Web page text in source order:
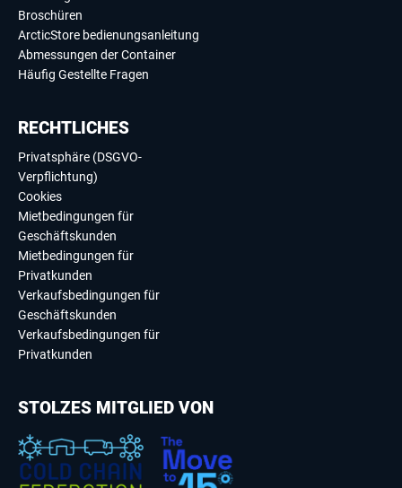
Broschüren
ArcticStore bedienungsanleitung
Abmessungen der Container
Häufig Gestellte Fragen
RECHTLICHES
Privatsphäre (DSGVO-
Verpflichtung)
Cookies
Mietbedingungen für
Geschäftskunden
Mietbedingungen für
Privatkunden
Verkaufsbedingungen für
Geschäftskunden
Verkaufsbedingungen für
Privatkunden
STOLZES MITGLIED VON